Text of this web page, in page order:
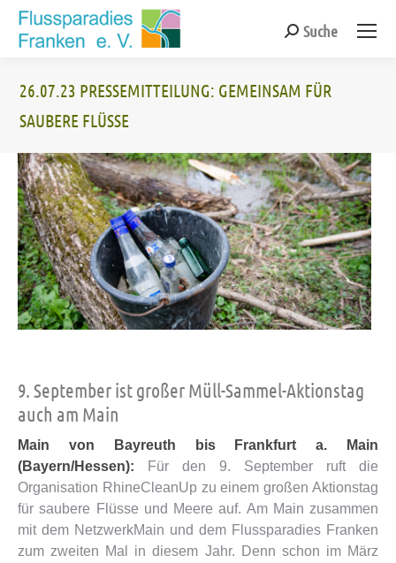
Search:
Suche
26.07.23 PRESSEMITTEILUNG: GEMEINSAM FÜR
SAUBERE FLÜSSE
Sie befinden sich hier:
9. September ist großer Müll-Sammel-Aktionstag
auch am Main
Main von Bayreuth bis Frankfurt a. Main
(Bayern/Hessen): Für den 9. September ruft die
Organisation RhineCleanUp zu einem großen Aktionstag
für saubere Flüsse und Meere auf. Am Main zusammen
mit dem NetzwerkMain und dem Flussparadies Franken
zum zweiten Mal in diesem Jahr. Denn schon im März